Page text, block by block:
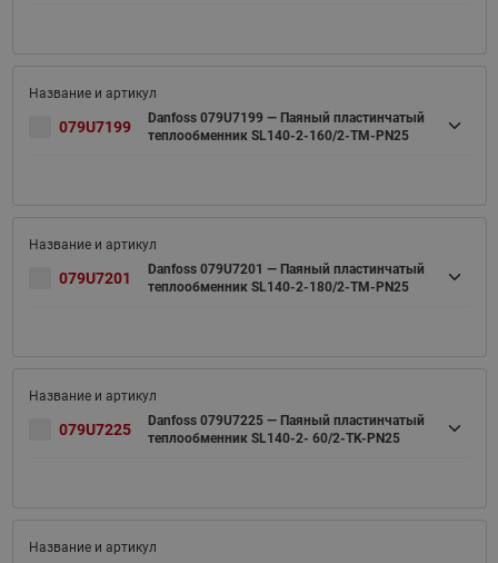
079U7199
Danfoss 079U7199 — Паяный пластинчатый
теплообменник SL140-2-160/2-TM-PN25
079U7201
Danfoss 079U7201 — Паяный пластинчатый
теплообменник SL140-2-180/2-TM-PN25
079U7225
Danfoss 079U7225 — Паяный пластинчатый
теплообменник SL140-2- 60/2-TK-PN25